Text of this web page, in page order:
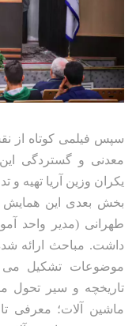
سپس فیلمی کوتاه از
معدنی و گستردگی
یکران وزین آریا تهیه و
بخش بعدی این
طهرانی (مدیر واحد
داشت. مباحث ارائه
موضوعات تشکیل می
تاریخچه و سیر تحول
ماشین آلات؛ معرفی